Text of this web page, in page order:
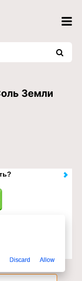
Земли
Discard Allow